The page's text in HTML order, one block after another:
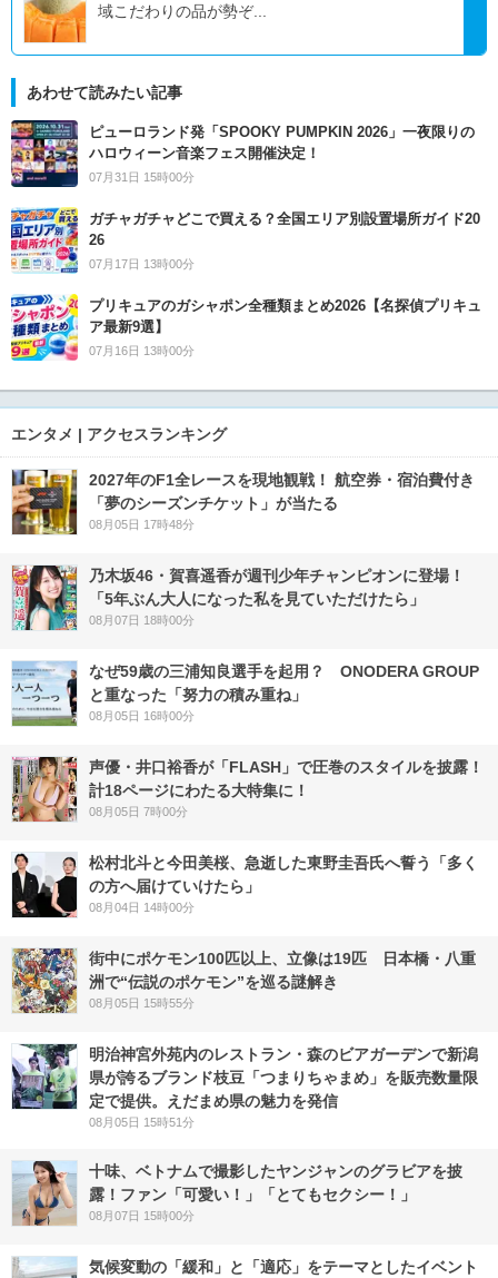
域こだわりの品が勢ぞ...
あわせて読みたい記事
ピューロランド発「SPOOKY PUMPKIN 2026」一夜限りの
ハロウィーン音楽フェス開催決定！
07月31日 15時00分
ガチャガチャどこで買える？全国エリア別設置場所ガイド20
26
07月17日 13時00分
プリキュアのガシャポン全種類まとめ2026【名探偵プリキュ
ア最新9選】
07月16日 13時00分
エンタメ | アクセスランキング
2027年のF1全レースを現地観戦！ 航空券・宿泊費付き
「夢のシーズンチケット」が当たる
08月05日 17時48分
乃木坂46・賀喜遥香が週刊少年チャンピオンに登場！
「5年ぶん大人になった私を見ていただけたら」
08月07日 18時00分
なぜ59歳の三浦知良選手を起用？ ONODERA GROUP
と重なった「努力の積み重ね」
08月05日 16時00分
声優・井口裕香が「FLASH」で圧巻のスタイルを披露！
計18ページにわたる大特集に！
08月05日 7時00分
松村北斗と今田美桜、急逝した東野圭吾氏へ誓う「多く
の方へ届けていけたら」
08月04日 14時00分
街中にポケモン100匹以上、立像は19匹 日本橋・八重
洲で“伝説のポケモン”を巡る謎解き
08月05日 15時55分
明治神宮外苑内のレストラン・森のビアガーデンで新潟
県が誇るブランド枝豆「つまりちゃまめ」を販売数量限
定で提供。えだまめ県の魅力を発信
08月05日 15時51分
十味、ベトナムで撮影したヤンジャンのグラビアを披
露！ファン「可愛い！」「とてもセクシー！」
08月07日 15時00分
気候変動の「緩和」と「適応」をテーマとしたイベント